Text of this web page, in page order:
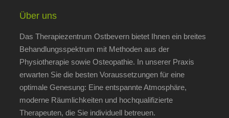
Über uns
Das Therapiezentrum Ostbevern bietet Ihnen ein breites
Behandlungsspektrum mit Methoden aus der
Physiotherapie sowie Osteopathie. In unserer Praxis
erwarten Sie die besten Voraussetzungen für eine
optimale Genesung: Eine entspannte Atmosphäre,
moderne Räumlichkeiten und hochqualifizierte
Therapeuten, die Sie individuell betreuen.